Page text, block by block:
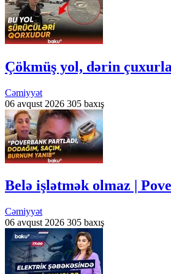
Çökmüş yol, dərin
Cəmiyyət
06 avqust 2026 305 baxış
Belə işlətmək olmaz |
Cəmiyyət
06 avqust 2026 305 baxış